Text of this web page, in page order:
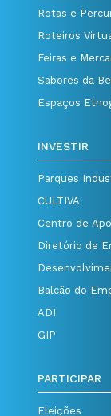
Rotas e
Roteiros
Feiras e
Sabores da
Espaços
INVESTIR
Parques
CULTIVA
Centro de
Diretório de
Balcão do
ADI
GIP
PARTICIPAR
Eleições